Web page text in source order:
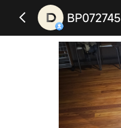
BP072745